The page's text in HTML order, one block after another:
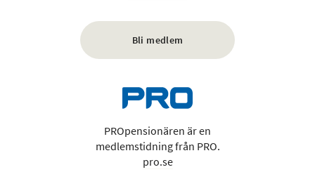
Bli medlem
PROpensionären är en
medlemstidning från PRO.
pro.se